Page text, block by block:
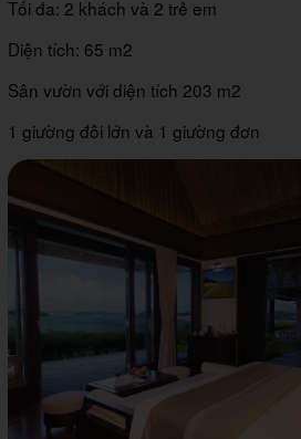
Tối đa: 2 khách và 2 trẻ em
Diện tích: 65 m2
Sân vườn với diện tích 203 m2
1 giường đôi lớn và 1 giường đơn